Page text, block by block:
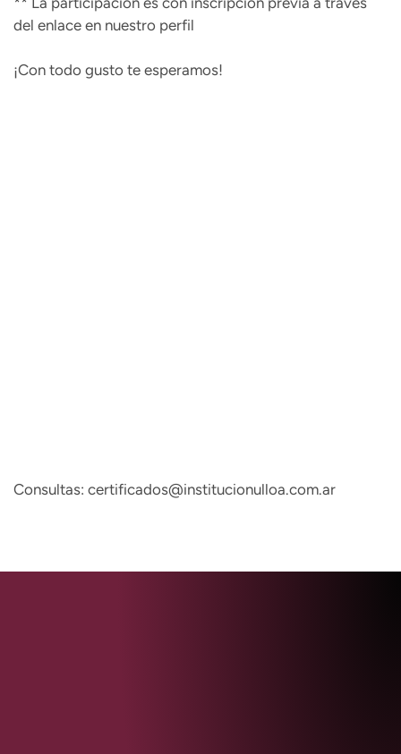
del enlace en nuestro perfil
¡Con todo gusto te esperamos!
Consultas: certificados@institucionulloa.com.ar